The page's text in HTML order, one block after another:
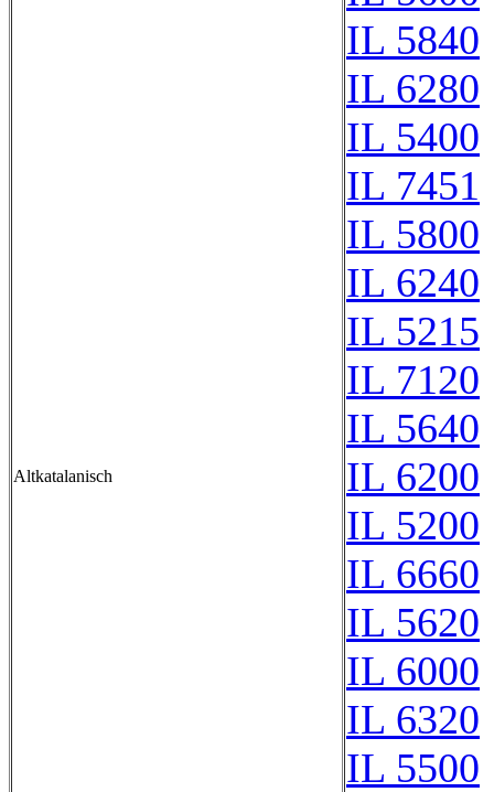
Altkatalanisch
IL 5840
IL 6280
IL 5400
IL 7451
IL 5800
IL 6240
IL 5215
IL 7120
IL 5640
IL 6200
IL 5200
IL 6660
IL 5620
IL 6000
IL 6320
IL 5500